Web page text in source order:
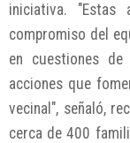
iniciativa. "Estas
compromiso del
en cuestiones de
acciones que
vecinal", señaló,
cerca de 400